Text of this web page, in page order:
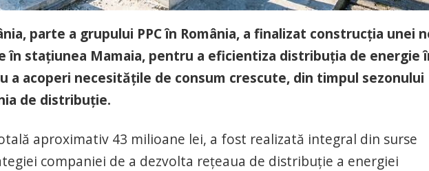
parte a grupului PPC în România, a finalizat construcția unei
în stațiunea Mamaia, pentru a eficientiza distribuția de energie
a acoperi necesitățile de consum crescute, din timpul sezonului
de distribuție.
aproximativ 43 milioane lei, a fost realizată integral din surse
companiei de a dezvolta rețeaua de distribuție a energiei